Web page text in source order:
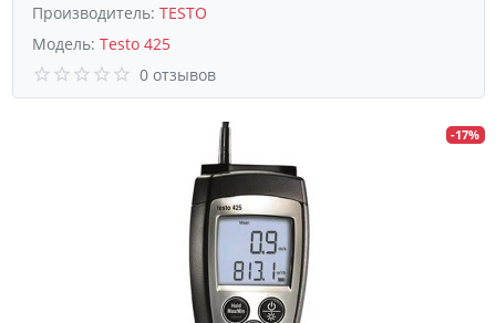
Производитель: TESTO
Модель: Testo 425
0 отзывов
-17%